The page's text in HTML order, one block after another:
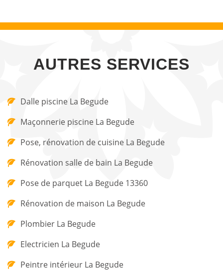
AUTRES SERVICES
Dalle piscine La Begude
Maçonnerie piscine La Begude
Pose, rénovation de cuisine La Begude
Rénovation salle de bain La Begude
Pose de parquet La Begude 13360
Rénovation de maison La Begude
Plombier La Begude
Electricien La Begude
Peintre intérieur La Begude